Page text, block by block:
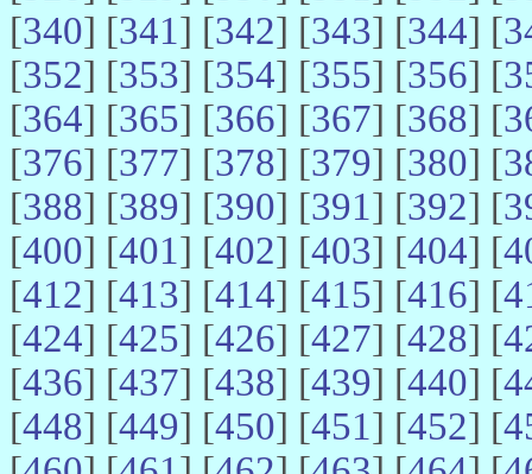
[340] [341] [342] [343] [344] [
[352] [353] [354] [355] [356] [
[364] [365] [366] [367] [368] [
[376] [377] [378] [379] [380] [
[388] [389] [390] [391] [392] [
[400] [401] [402] [403] [404] [
[412] [413] [414] [415] [416] [
[424] [425] [426] [427] [428] [
[436] [437] [438] [439] [440] [
[448] [449] [450] [451] [452] [